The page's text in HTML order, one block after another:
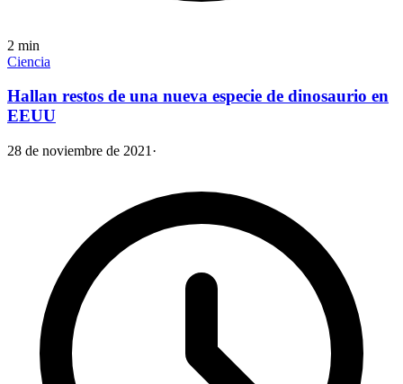
2 min
Ciencia
Hallan restos de una nueva especie de dinosaurio en
EEUU
28 de noviembre de 2021 ·